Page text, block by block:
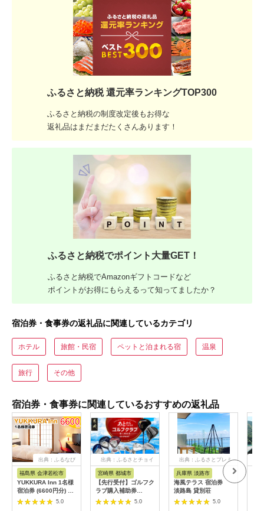
ふるさと納税 還元率ランキングTOP300
ふるさと納税の制度改定後もお得な
返礼品はまだまだたくさんあります！
ふるさと納税でポイント大量GET！
ふるさと納税でAmazonギフトコードなど
ポイントがお得にもらえるって知ってましたか？
宿泊券・食事券の返礼品に関連しているカテゴリ
ホテル 旅館・民宿 ペットと泊まれる宿 温泉
旅行 その他
宿泊券・食事券に関連しているおすすめの返礼品
出典：ふるなび
福島県 会津若松市
YUKKURA Inn 1名様
宿泊券 (6600円分) ワ
ーケーションお試しプ
ラン｜東北 福島県 会
5.0
出典：ふるさとチョイ
宮崎県 都城市
【先行受付】ゴルフク
ラブ購入補助券
300,000円_GI-
C701_(都城市) ゴルフ
5.0
出典：ふるさとプレミ
アム
兵庫県 淡路市
海風テラス 宿泊券
淡路島 貸別荘
5.0